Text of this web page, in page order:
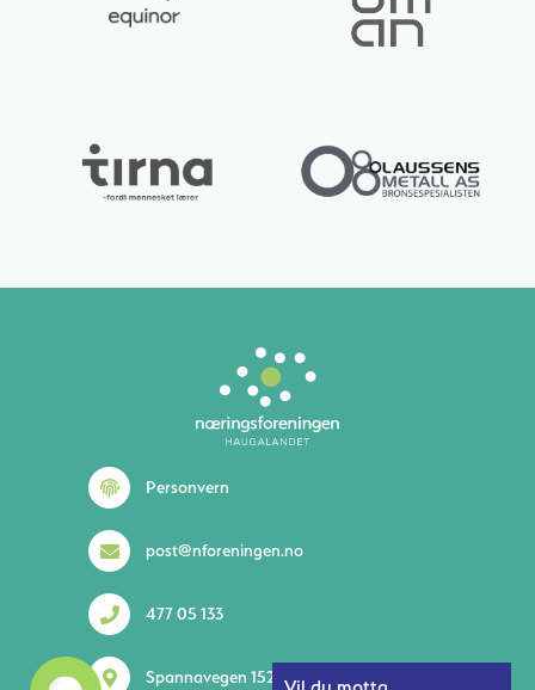
Personvern
post@nforeningen.no
477 05 133
Spannavegen 152 5535 Haugesund
Lurer du på noe? 😊
1